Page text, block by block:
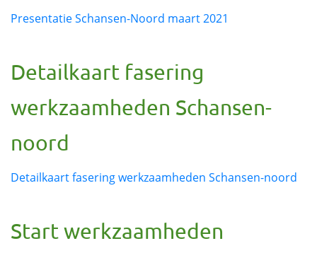
Presentatie Schansen-Noord maart 2021
Detailkaart fasering
werkzaamheden Schansen-
noord
Detailkaart fasering werkzaamheden Schansen-noord
Start werkzaamheden